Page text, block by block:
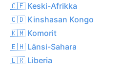
🇨🇫 Keski-Afrikka
🇨🇩 Kinshasan Kongo
🇰🇲 Komorit
🇪🇭 Länsi-Sahara
🇱🇷 Liberia